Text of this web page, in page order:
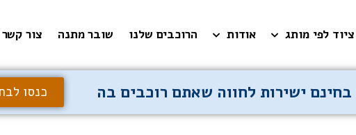
ציוד לפי מותג אודות הרוכבים שלנו שובר מתנה צור קשר
ישירות לחווה שאתם רוכבים בה כנסו